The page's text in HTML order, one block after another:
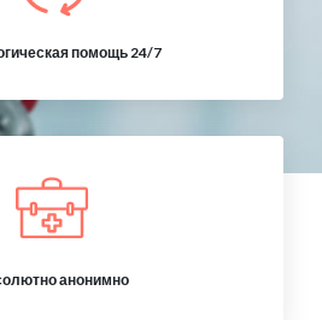
помощь 24/7
анонимно